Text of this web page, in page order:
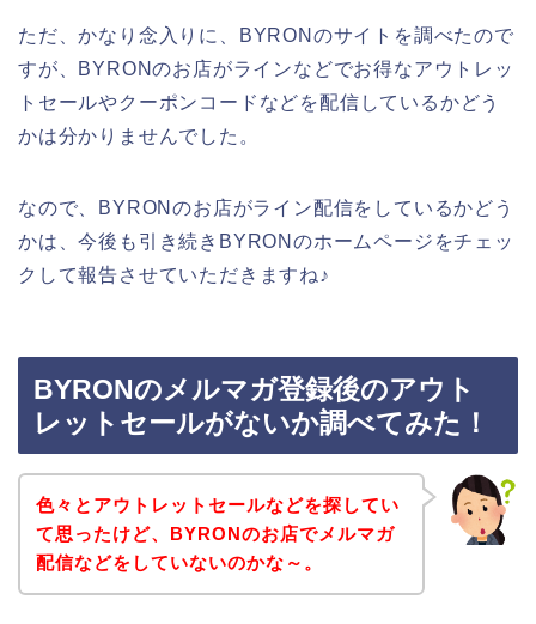
ただ、かなり念入りに、BYRONのサイトを調べたので
すが、BYRONのお店がラインなどでお得なアウトレッ
トセールやクーポンコードなどを配信しているかどう
かは分かりませんでした。
なので、BYRONのお店がライン配信をしているかどう
かは、今後も引き続きBYRONのホームページをチェッ
クして報告させていただきますね♪
BYRONのメルマガ登録後のアウト
レットセールがないか調べてみた！
色々とアウトレットセールなどを探してい
て思ったけど、BYRONのお店でメルマガ
配信などをしていないのかな～。